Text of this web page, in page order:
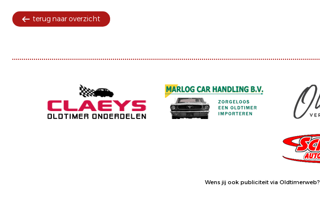
terug naar overzicht
Wens jij ook publiciteit via Oldtimerweb?